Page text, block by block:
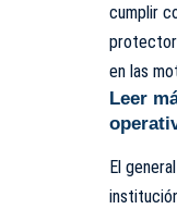
cumplir
protector
en las
Leer
El